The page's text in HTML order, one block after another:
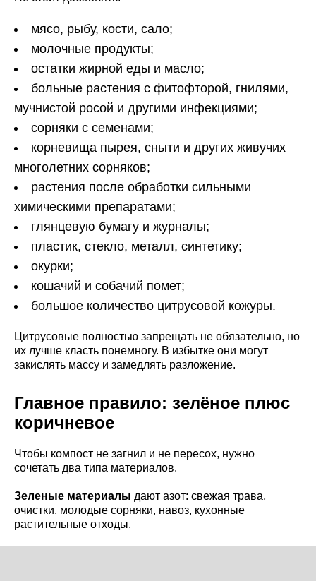
мясо, рыбу, кости, сало;
молочные продукты;
остатки жирной еды и масло;
больные растения с фитофторой, гнилями,
мучнистой росой и другими инфекциями;
сорняки с семенами;
корневища пырея, сныти и других живучих
многолетних сорняков;
растения после обработки сильными
химическими препаратами;
глянцевую бумагу и журналы;
пластик, стекло, металл, синтетику;
окурки;
кошачий и собачий помет;
большое количество цитрусовой кожуры.
Цитрусовые полностью запрещать не обязательно, но
их лучше класть понемногу. В избытке они могут
закислять массу и замедлять разложение.
Главное правило: зелёное плюс
коричневое
Чтобы компост не загнил и не пересох, нужно
сочетать два типа материалов.
Зеленые материалы дают азот: свежая трава,
очистки, молодые сорняки, навоз, кухонные
растительные отходы.